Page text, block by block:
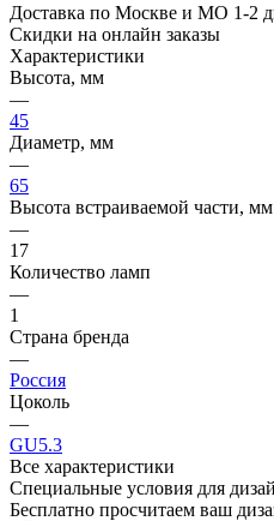
Доставка по Москве и МО 1-2
Скидки на онлайн заказы
Характеристики
Высота, мм
—
45
Диаметр, мм
—
65
Высота встраиваемой части, мм
—
17
Количество ламп
—
1
Страна бренда
—
Россия
Цоколь
—
GU5.3
Все характеристики
Специальные условия для
Бесплатно просчитаем ваш